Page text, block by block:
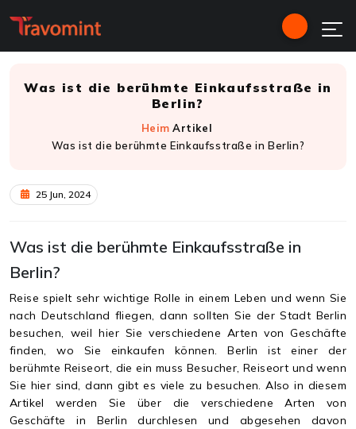
Was ist die berühmte Einkaufsstraße in
Berlin?
Heim Artikel
Was ist die berühmte Einkaufsstraße in Berlin?
25 Jun, 2024
Was ist die berühmte Einkaufsstraße in
Berlin?
Reise spielt sehr wichtige Rolle in einem Leben und wenn Sie
nach Deutschland fliegen, dann sollten Sie der Stadt Berlin
besuchen, weil hier Sie verschiedene Arten von Geschäfte
finden, wo Sie einkaufen können. Berlin ist einer der
berühmte Reiseort, die ein muss Besucher, Reiseort und wenn
Sie hier sind, dann gibt es viele zu besuchen. Also in diesem
Artikel werden Sie über die verschiedene Arten von
Geschäfte in Berlin durchlesen und abgesehen davon